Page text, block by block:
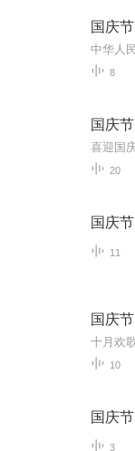
国庆节
8
国庆节
20
国庆节
11
国庆节
10
国庆节
3